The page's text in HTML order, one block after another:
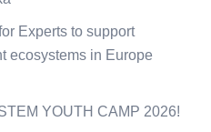
Experts to support
ecosystems in Europe
YOUTH CAMP 2026!